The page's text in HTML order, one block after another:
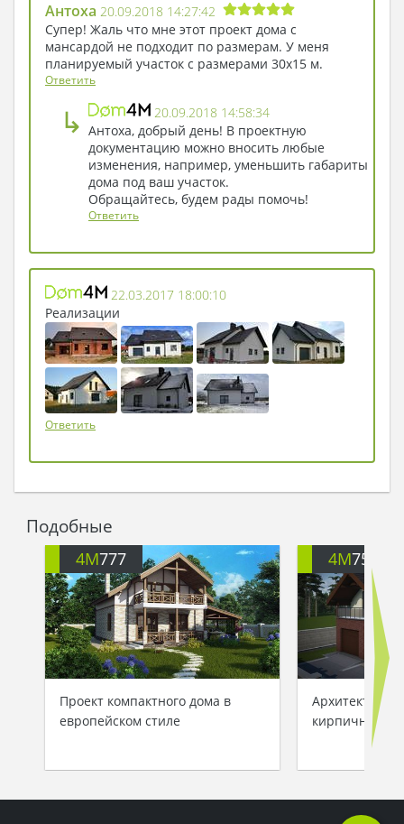
Антоха 20.09.2018 14:27:42
Супер! Жаль что мне этот проект дома с
мансардой не подходит по размерам. У меня
планируемый участок с размерами 30х15 м.
Ответить
↳
20.09.2018 14:58:34
Антоха, добрый день! В проектную
документацию можно вносить любые
изменения, например, уменьшить габариты
дома под ваш участок.
Обращайтесь, будем рады помочь!
Ответить
22.03.2017 18:00:10
Реализации
Ответить
Подобные
4M777
Проект компактного дома в
европейском стиле
4M751
кирпичного